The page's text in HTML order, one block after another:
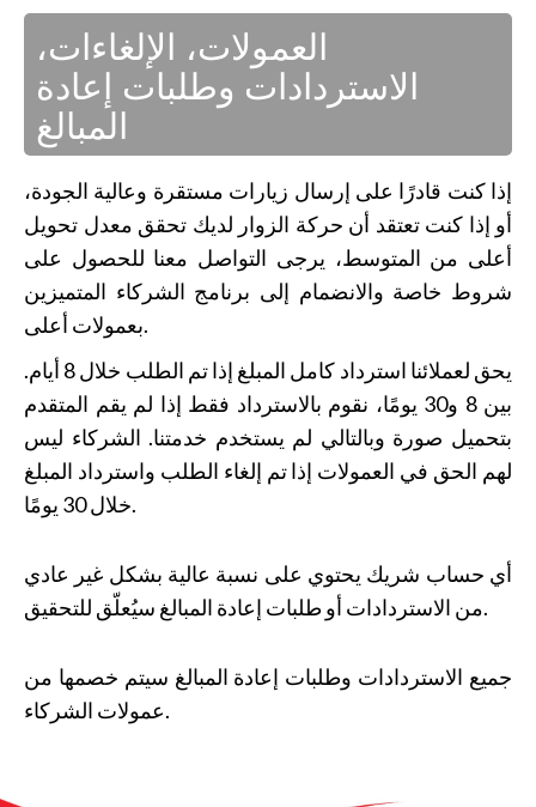
العمولات، الإلغاءات،
الاستردادات وطلبات إعادة
المبالغ
إذا كنت قادرًا على إرسال زيارات مستقرة وعالية الجودة،
أو إذا كنت تعتقد أن حركة الزوار لديك تحقق معدل تحويل
أعلى من المتوسط، يرجى التواصل معنا للحصول على
شروط خاصة والانضمام إلى برنامج الشركاء المتميزين
بعمولات أعلى.
يحق لعملائنا استرداد كامل المبلغ إذا تم الطلب خلال 8 أيام.
بين 8 و30 يومًا، نقوم بالاسترداد فقط إذا لم يقم المتقدم
بتحميل صورة وبالتالي لم يستخدم خدمتنا. الشركاء ليس
لهم الحق في العمولات إذا تم إلغاء الطلب واسترداد المبلغ
خلال 30 يومًا.
أي حساب شريك يحتوي على نسبة عالية بشكل غير عادي
من الاستردادات أو طلبات إعادة المبالغ سيُعلّق للتحقيق.
جميع الاستردادات وطلبات إعادة المبالغ سيتم خصمها من
عمولات الشركاء.